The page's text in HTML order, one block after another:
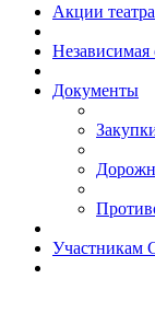
Акции театра
Независимая
Документы
Участникам